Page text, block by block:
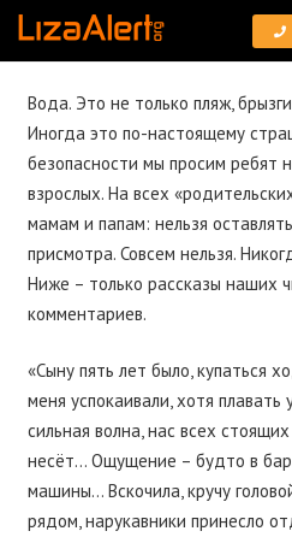
Вода. Это не только пляж,
Иногда это по-настоящему
безопасности мы просим ребят
взрослых. На всех
мамам и папам: нельзя
присмотра. Совсем нельзя.
Ниже – только рассказы наших
комментариев.
«Сыну пять лет было, купаться
меня успокаивали, хотя плавать
сильная волна, нас всех
несёт… Ощущение – будто в
машины… Вскочила, кручу
рядом, нарукавники принесло